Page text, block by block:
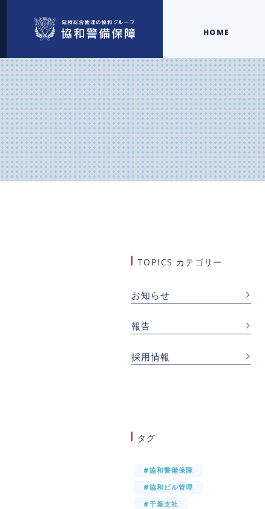
HOME
TOPICS カテゴリー
お知らせ
報告
採用情報
タグ
#協和警備保障
#協和ビル管理
#千葉支社